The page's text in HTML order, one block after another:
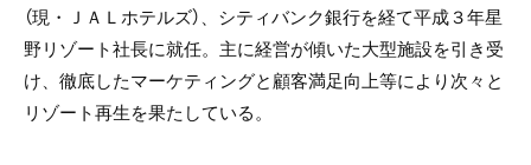
（現・ＪＡＬホテルズ）、シティバンク銀行を経て平成３年星
野リゾート社長に就任。主に経営が傾いた大型施設を引き受
け、徹底したマーケティングと顧客満足向上等により次々と
リゾート再生を果たしている。